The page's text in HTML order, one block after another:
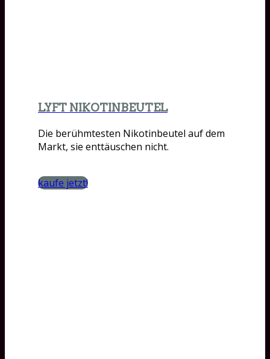
LYFT NIKOTINBEUTEL
Die berühmtesten Nikotinbeutel auf dem
Markt, sie enttäuschen nicht.
kaufe jetzt!